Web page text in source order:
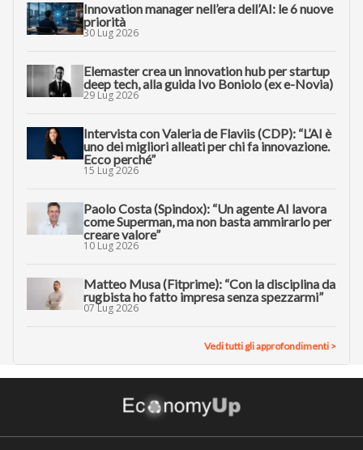
Innovation manager nell’era dell’AI: le 6 nuove
priorità
30 Lug 2026
Elemaster crea un innovation hub per startup
deep tech, alla guida Ivo Boniolo (ex e-Novia)
29 Lug 2026
Intervista con Valeria de Flaviis (CDP): “L’AI è
uno dei migliori alleati per chi fa innovazione.
Ecco perché”
15 Lug 2026
Paolo Costa (Spindox): “Un agente AI lavora
come Superman, ma non basta ammirarlo per
creare valore”
10 Lug 2026
Matteo Musa (Fitprime): “Con la disciplina da
rugbista ho fatto impresa senza spezzarmi”
07 Lug 2026
Vedi tutti gli approfondimenti >